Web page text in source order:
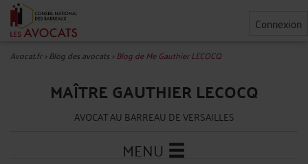
Connexion
Avocat.fr>Blog des avocats>Blog de Me Gauthier LECOCQ
MAÎTRE GAUTHIER LECOCQ
AVOCAT AU BARREAU DE VERSAILLES
MENU